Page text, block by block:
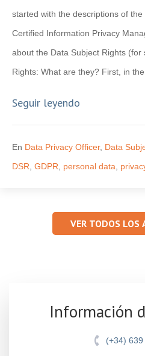
started with the descriptions of
Certified Information Privacy
about the Data Subject Rights
Rights: What are they? First, in
Seguir leyendo
En Data Privacy Officer, Data
DSR GDPR personal data
VER TODOS LOS
Información
(+34)